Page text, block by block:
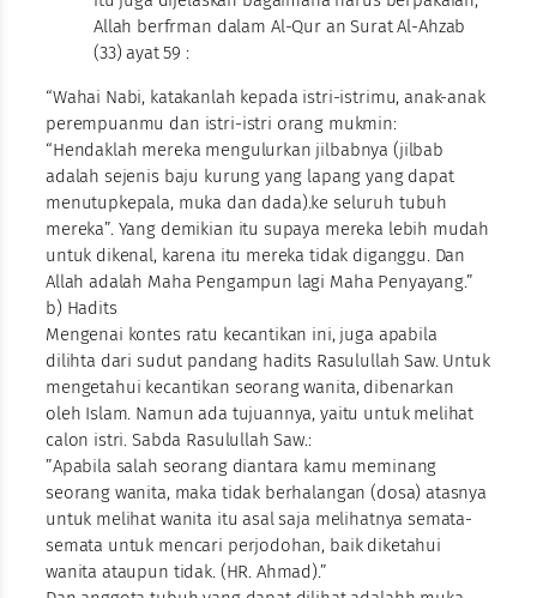
Allah berfrman dalam Al-Qur an Surat Al-Ahzab
(33) ayat 59 :
“Wahai Nabi, katakanlah kepada istri-istrimu, anak-anak
perempuanmu dan istri-istri orang mukmin:
“Hendaklah mereka mengulurkan jilbabnya (jilbab
adalah sejenis baju kurung yang lapang yang dapat
menutupkepala, muka dan dada).ke seluruh tubuh
mereka”. Yang demikian itu supaya mereka lebih mudah
untuk dikenal, karena itu mereka tidak diganggu. Dan
Allah adalah Maha Pengampun lagi Maha Penyayang.”
b) Hadits
Mengenai kontes ratu kecantikan ini, juga apabila
dilihta dari sudut pandang hadits Rasulullah Saw. Untuk
mengetahui kecantikan seorang wanita, dibenarkan
oleh Islam. Namun ada tujuannya, yaitu untuk melihat
calon istri. Sabda Rasulullah Saw.:
”Apabila salah seorang diantara kamu meminang
seorang wanita, maka tidak berhalangan (dosa) atasnya
untuk melihat wanita itu asal saja melihatnya semata-
semata untuk mencari perjodohan, baik diketahui
wanita ataupun tidak. (HR. Ahmad).”